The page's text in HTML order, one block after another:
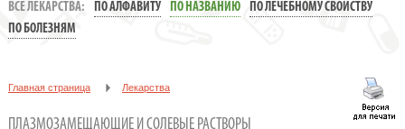
ВСЕ ЛЕКАРСТВА: ПО АЛФАВИТУ ПО НАЗВАНИЮ
ПО ЛЕЧЕБНОМУ СВОЙСТВУ
ПО БОЛЕЗНЯМ
Главная страница Лекарства
ПЛАЗМОЗАМЕЩАЮЩИЕ И СОЛЕВЫЕ РАСТВОРЫ